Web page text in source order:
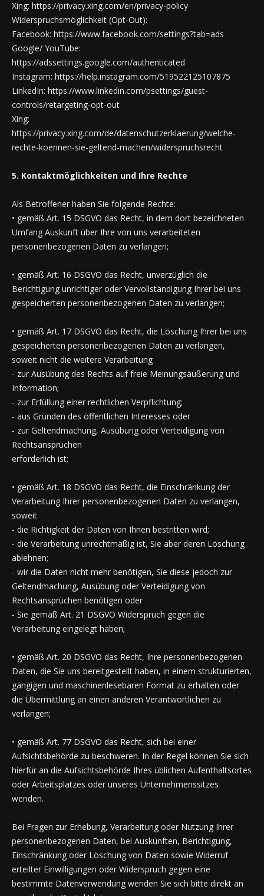
Xing: https://privacy.xing.com/en/privacy-policy
Widerspruchsmöglichkeit (Opt-Out):
Facebook: https://www.facebook.com/settings?tab=ads
Google/ YouTube:
https://adssettings.google.com/authenticated
Instagram: https://help.instagram.com/519522125107875
LinkedIn: https://www.linkedin.com/psettings/guest-
controls/retargeting-opt-out
Xing:
https://privacy.xing.com/de/datenschutzerklaerung/welche-
rechte-koennen-sie-geltend-machen/widerspruchsrecht
5. Kontaktmöglichkeiten und Ihre Rechte
Als Betroffener haben Sie folgende Rechte:
• gemäß Art. 15 DSGVO das Recht, in dem dort bezeichneten
Umfang Auskunft über Ihre von uns verarbeiteten
personenbezogenen Daten zu verlangen;
• gemäß Art. 16 DSGVO das Recht, unverzüglich die
Berichtigung unrichtiger oder Vervollständigung Ihrer bei uns
gespeicherten personenbezogenen Daten zu verlangen;
• gemäß Art. 17 DSGVO das Recht, die Löschung Ihrer bei uns
gespeicherten personenbezogenen Daten zu verlangen,
soweit nicht die weitere Verarbeitung
- zur Ausübung des Rechts auf freie Meinungsäußerung und
Information;
- zur Erfüllung einer rechtlichen Verpflichtung;
- aus Gründen des öffentlichen Interesses oder
- zur Geltendmachung, Ausübung oder Verteidigung von
Rechtsansprüchen
erforderlich ist;
• gemäß Art. 18 DSGVO das Recht, die Einschränkung der
Verarbeitung Ihrer personenbezogenen Daten zu verlangen,
soweit
- die Richtigkeit der Daten von Ihnen bestritten wird;
- die Verarbeitung unrechtmäßig ist, Sie aber deren Löschung
ablehnen;
- wir die Daten nicht mehr benötigen, Sie diese jedoch zur
Geltendmachung, Ausübung oder Verteidigung von
Rechtsansprüchen benötigen oder
- Sie gemäß Art. 21 DSGVO Widerspruch gegen die
Verarbeitung eingelegt haben;
• gemäß Art. 20 DSGVO das Recht, Ihre personenbezogenen
Daten, die Sie uns bereitgestellt haben, in einem strukturierten,
gängigen und maschinenlesebaren Format zu erhalten oder
die Übermittlung an einen anderen Verantwortlichen zu
verlangen;
• gemäß Art. 77 DSGVO das Recht, sich bei einer
Aufsichtsbehörde zu beschweren. In der Regel können Sie sich
hierfür an die Aufsichtsbehörde Ihres üblichen Aufenthaltsortes
oder Arbeitsplatzes oder unseres Unternehmenssitzes
wenden.
Bei Fragen zur Erhebung, Verarbeitung oder Nutzung Ihrer
personenbezogenen Daten, bei Auskünften, Berichtigung,
Einschränkung oder Löschung von Daten sowie Widerruf
erteilter Einwilligungen oder Widerspruch gegen eine
bestimmte Datenverwendung wenden Sie sich bitte direkt an